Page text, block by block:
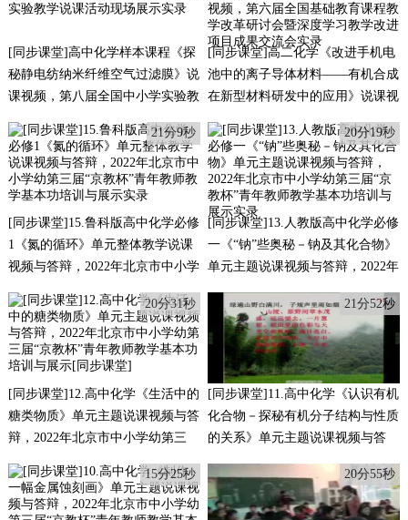
[同步课堂]高中化学样本课程《探
秘静电纺纳米纤维空气过滤膜》说
课视频，第八届全国中小学实验教
[同步课堂]高二化学《改进手机电
池中的离子导体材料——有机合成
在新型材料研发中的应用》说课视
改革研讨会暨深度学习教学改进项
目成果交流会实录
21分9秒
[同步课堂]15.鲁科版高中化学必修
1《氮的循环》单元整体教学说课
视频与答辩，2022年北京市中小学
本功培训与展示实录
20分19秒
[同步课堂]13.人教版高中化学必修
一《“钠”些奥秘－钠及其化合物》
单元主题说课视频与答辩，2022年
年教师教学基本功培训与展示实录
20分31秒
[同步课堂]12.高中化学《生活中的
糖类物质》单元主题说课视频与答
辩，2022年北京市中小学幼第三
训与展示[同步课堂]
21分52秒
[同步课堂]11.高中化学《认识有机
化合物－探秘有机分子结构与性质
的关系》单元主题说课视频与答
届“京教杯”青年教师教学基本功培
训与展示实录
15分25秒 20分55秒